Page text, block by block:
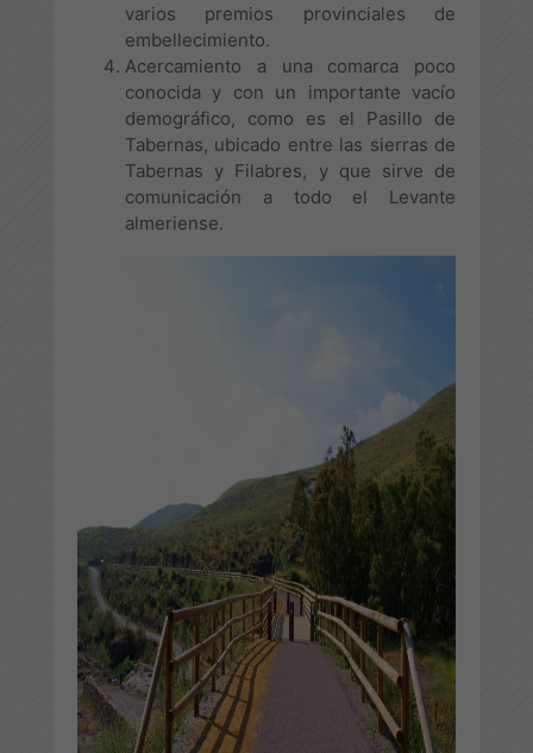
varios premios provinciales de
embellecimiento.
Acercamiento a una comarca poco
conocida y con un importante vacío
demográfico, como es el Pasillo de
Tabernas, ubicado entre las sierras de
Tabernas y Filabres, y que sirve de
comunicación a todo el Levante
almeriense.